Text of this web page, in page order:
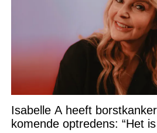
Isabelle A heeft
komende optredens: “Het